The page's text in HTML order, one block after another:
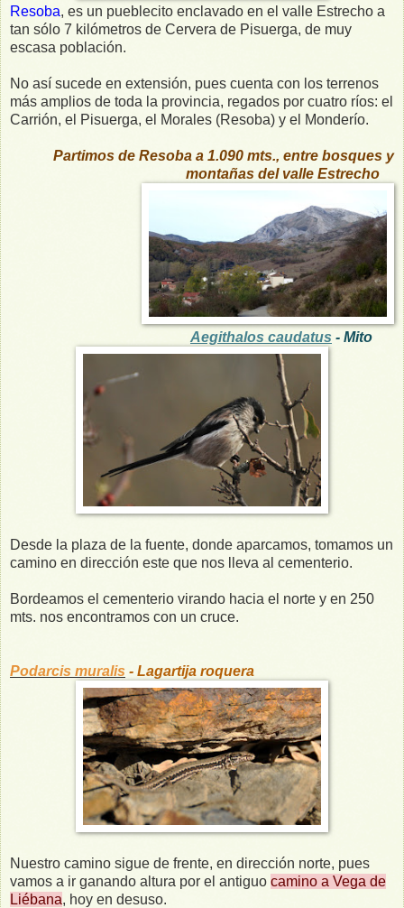
Resoba, es un pueblecito enclavado en el valle Estrecho a
tan sólo 7 kilómetros de Cervera de Pisuerga, de muy
escasa población.
No así sucede en extensión, pues cuenta con los terrenos
más amplios de toda la provincia, regados por cuatro ríos: el
Carrión, el Pisuerga, el Morales (Resoba) y el Monderío.
Partimos de Resoba a 1.090 mts., entre bosques y
montañas del valle Estrecho
Aegithalos caudatus - Mito
Desde la plaza de la fuente, donde aparcamos, tomamos un
camino en dirección este que nos lleva al cementerio.
Bordeamos el cementerio virando hacia el norte y en 250
mts. nos encontramos con un cruce.
Podarcis muralis - Lagartija roquera
Nuestro camino sigue de frente, en dirección norte, pues
vamos a ir ganando altura por el antiguo camino a Vega de
Liébana, hoy en desuso.